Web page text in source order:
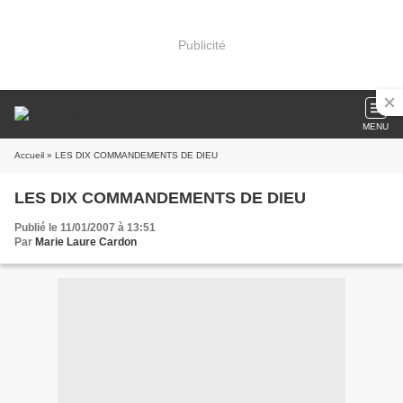
Publicité
MENU
Accueil » LES DIX COMMANDEMENTS DE DIEU
LES DIX COMMANDEMENTS DE DIEU
Publié le 11/01/2007 à 13:51
Par Marie Laure Cardon